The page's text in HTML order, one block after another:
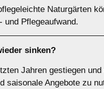
Naturgärten
und Pflegeaufwand.
sinken?
Jahren gestiegen und
saisonale Angebote zu